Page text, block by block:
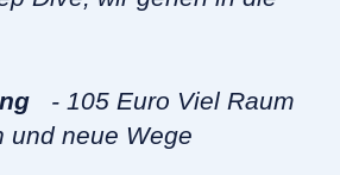
- 105 Euro Viel Raum
und neue Wege